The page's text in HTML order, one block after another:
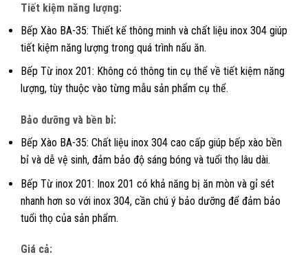
Tiết kiệm năng lượng:
Bếp Xào BA-35: Thiết kế thông minh và chất liệu inox 304 giúp
tiết kiệm năng lượng trong quá trình nấu ăn.
Bếp Từ inox 201: Không có thông tin cụ thể về tiết kiệm năng
lượng, tùy thuộc vào từng mẫu sản phẩm cụ thể.
Bảo dưỡng và bền bỉ:
Bếp Xào BA-35: Chất liệu inox 304 cao cấp giúp bếp xào bền
bỉ và dễ vệ sinh, đảm bảo độ sáng bóng và tuổi thọ lâu dài.
Bếp Từ inox 201: Inox 201 có khả năng bị ăn mòn và gỉ sét
nhanh hơn so với inox 304, cần chú ý bảo dưỡng để đảm bảo
tuổi thọ của sản phẩm.
Giá cả: